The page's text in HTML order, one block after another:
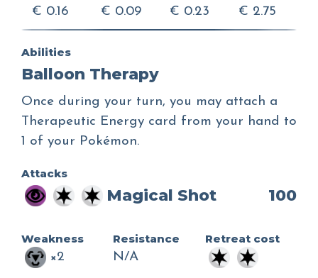
€ 0.16
€ 0.09
€ 0.23
€ 2.75
Abilities
Balloon Therapy
Once during your turn, you may attach a
Therapeutic Energy card from your hand to
1 of your Pokémon.
Attacks
Magical Shot 100
Weakness
×2
Resistance
N/A
Retreat cost